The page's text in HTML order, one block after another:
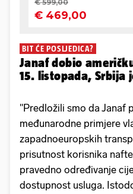
BIT ĆE POSLJEDICA?
Janaf dobio
15. listopada, Srbija
"Predložili smo da Janaf
međunarodne primjere
zapadnoeuropskih
prisutnost korisnika
pravedno određivanje
dostupnost usluga.